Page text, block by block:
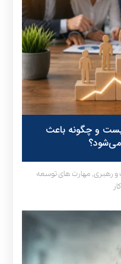
و چگونه باعث
و رهبری,مهارت های توسعه